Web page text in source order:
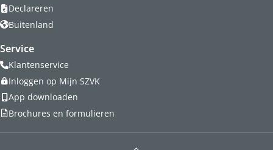
Declareren
Buitenland
Service
Klantenservice
Inloggen op Mijn SZVK
App downloaden
Brochures en formulieren